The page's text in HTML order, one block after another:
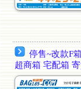
停售~改款F
超商箱 宅配箱